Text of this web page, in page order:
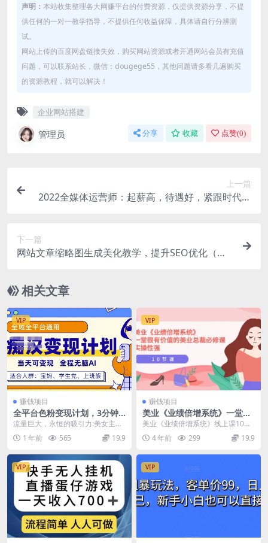
声明： 本站收集整理各大网赚平台的付费资源，仅提供资源分享，不提
供任何的一对一教学指导，不提供任何收益保障，具体请自行分辨测
试。
网站上传的百度网盘链接失效，购买网站资源或者开通网站会员有充值
问题，可以联系站长，微信：dougege55，其他问题请多看几遍购买
的资源教程，就可以解决！
企业网站搭建
管理员 分享 收藏 点赞(0)
上一篇
2022全媒体运营师：起薪高，待遇好，紧跟时代风
下一篇
网站文章缩略图生成美化教学，提升SEO优化（教
相关文章
VIP
赚钱项目
全平台色粉变现计划，3分钟
一个原创，当天可变现，全程
无脑AI
流量巨大，永恒的吸引力:美女主题
无论在哪个平台，都是流量密码。
以“美女”“女神”...
1 年前 565 19.9
VIP
赚钱项目
美业《业绩倍增系统》一堂很
有价值的美业总裁必修课，实
操性强（10节课）
美业《业绩倍增系统》线上课10节
全 实战性强，实操性强，指导性强
一堂很有价值的...
4 年前 299 19.9
VIP VIP